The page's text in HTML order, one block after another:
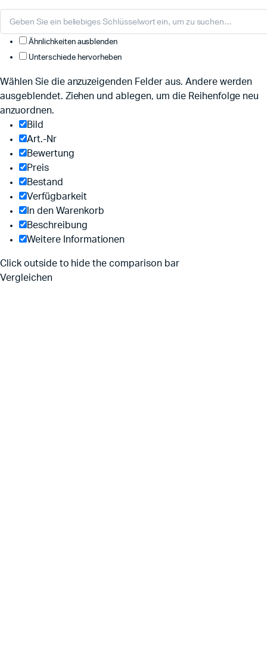
Ähnlichkeiten ausblenden
Unterschiede hervorheben
Wählen Sie die anzuzeigenden Felder aus. Andere werden
ausgeblendet. Ziehen und ablegen, um die Reihenfolge neu
anzuordnen.
Bild
Art.-Nr
Bewertung
Preis
Bestand
Verfügbarkeit
In den Warenkorb
Beschreibung
Weitere Informationen
Click outside to hide the comparison bar
Vergleichen